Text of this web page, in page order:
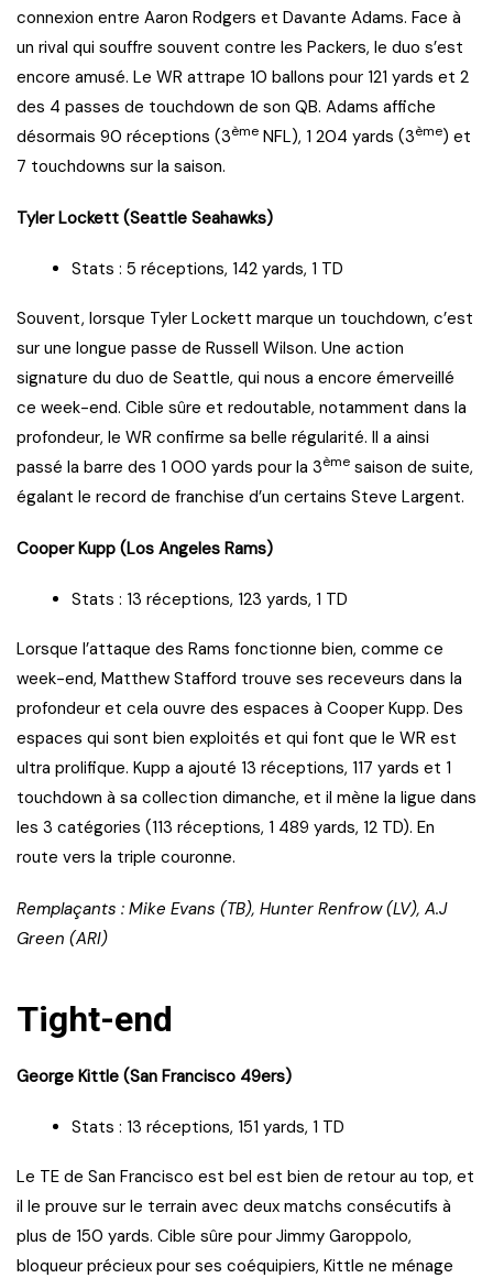
connexion entre Aaron Rodgers et Davante Adams. Face à
un rival qui souffre souvent contre les Packers, le duo s’est
encore amusé. Le WR attrape 10 ballons pour 121 yards et 2
des 4 passes de touchdown de son QB. Adams affiche
désormais 90 réceptions (3ème NFL), 1 204 yards (3ème) et
7 touchdowns sur la saison.
Tyler Lockett (Seattle Seahawks)
Stats : 5 réceptions, 142 yards, 1 TD
Souvent, lorsque Tyler Lockett marque un touchdown, c’est
sur une longue passe de Russell Wilson. Une action
signature du duo de Seattle, qui nous a encore émerveillé
ce week-end. Cible sûre et redoutable, notamment dans la
profondeur, le WR confirme sa belle régularité. Il a ainsi
passé la barre des 1 000 yards pour la 3ème saison de suite,
égalant le record de franchise d’un certains Steve Largent.
Cooper Kupp (Los Angeles Rams)
Stats : 13 réceptions, 123 yards, 1 TD
Lorsque l’attaque des Rams fonctionne bien, comme ce
week-end, Matthew Stafford trouve ses receveurs dans la
profondeur et cela ouvre des espaces à Cooper Kupp. Des
espaces qui sont bien exploités et qui font que le WR est
ultra prolifique. Kupp a ajouté 13 réceptions, 117 yards et 1
touchdown à sa collection dimanche, et il mène la ligue dans
les 3 catégories (113 réceptions, 1 489 yards, 12 TD). En
route vers la triple couronne.
Remplaçants : Mike Evans (TB), Hunter Renfrow (LV), A.J
Green (ARI)
Tight-end
George Kittle (San Francisco 49ers)
Stats : 13 réceptions, 151 yards, 1 TD
Le TE de San Francisco est bel est bien de retour au top, et
il le prouve sur le terrain avec deux matchs consécutifs à
plus de 150 yards. Cible sûre pour Jimmy Garoppolo,
bloqueur précieux pour ses coéquipiers, Kittle ne ménage